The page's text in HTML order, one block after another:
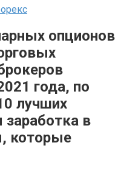
опционов
года, по
лучших
заработка в
которые